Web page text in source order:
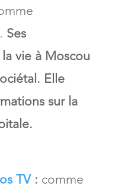
Ses
vie à Moscou
Elle
sur la
TV: comme